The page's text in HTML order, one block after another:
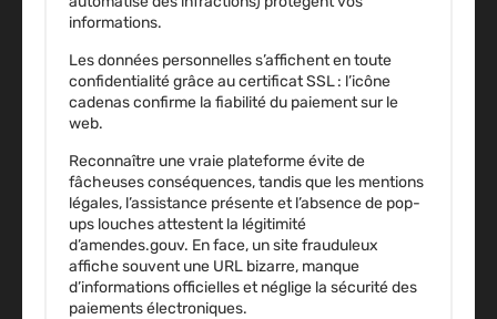
informations.
Les données personnelles s’affichent en toute
confidentialité grâce au certificat SSL : l’icône
cadenas confirme la fiabilité du paiement sur le
web.
Reconnaître une vraie plateformeévite de
fâcheuses conséquences, tandis que les mentions
légales, l’assistance présente et l’absence de pop-
ups louches attestent la légitimité
d’amendes.gouv. En face, un site frauduleux
affiche souvent une URL bizarre, manque
d’informations officielles et néglige la sécurité des
paiements électroniques.